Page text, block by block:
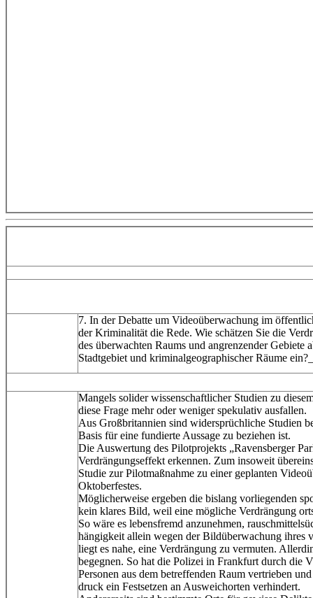
7. In der Debatte um Videoüberwachung im
der Kriminalität die Rede. Wie schätzen Sie die
des überwachten Raums und angrenzender Gebiete
Stadtgebiet und kriminalgeographischer Räume
Mangels solider wissenschaftlicher Studien zu
diese Frage mehr oder weniger spekulativ ausfallen.
Aus Großbritannien sind widersprüchliche Studien
Basis für eine fundierte Aussage zu beziehen ist.
Die Auswertung des Pilotprojekts „Ravensberger
Verdrängungseffekt erkennen. Zum insoweit
Studie zur Pilotmaßnahme zu einer geplanten
Oktoberfestes.
Möglicherweise ergeben die bislang vorliegenden
kein klares Bild, weil eine mögliche Verdrängung
So wäre es lebensfremd anzunehmen,
hängigkeit allein wegen der Bildüberwachung ihres
liegt es nahe, eine Verdrängung zu vermuten.
begegnen. So hat die Polizei in Frankfurt durch die
Personen aus dem betreffenden Raum vertrieben
druck ein Festsetzen an Ausweichorten verhindert.